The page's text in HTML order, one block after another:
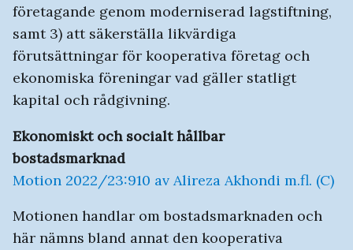
företagande genom moderniserad lagstiftning,
samt 3) att säkerställa likvärdiga
förutsättningar för kooperativa företag och
ekonomiska föreningar vad gäller statligt
kapital och rådgivning.
Ekonomiskt och socialt hållbar
bostadsmarknad
Motion 2022/23:910 av Alireza Akhondi m.fl. (C)
Motionen handlar om bostadsmarknaden och
här nämns bland annat den kooperativa